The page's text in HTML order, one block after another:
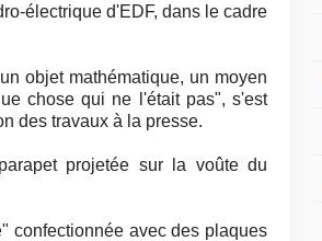
électrique d'EDF, dans le cadre
objet mathématique, un moyen
chose qui ne l'était pas", s'est
des travaux à la presse.
projetée sur la voûte du
confectionnée avec des plaques